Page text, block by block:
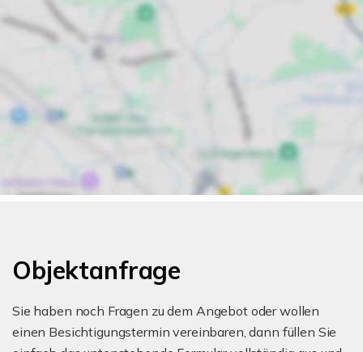
Objektanfrage
Sie haben noch Fragen zu dem Angebot oder wollen
einen Besichtigungstermin vereinbaren, dann füllen Sie